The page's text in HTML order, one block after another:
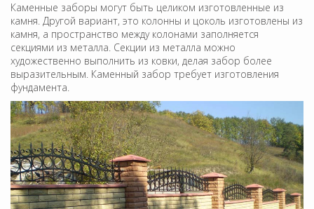
Каменные заборы могут быть целиком изготовленные из
камня. Другой вариант, это колонны и цоколь изготовлены из
камня, а пространство между колонами заполняется
секциями из металла. Секции из металла можно
художественно выполнить из ковки, делая забор более
выразительным. Каменный забор требует изготовления
фундамента.